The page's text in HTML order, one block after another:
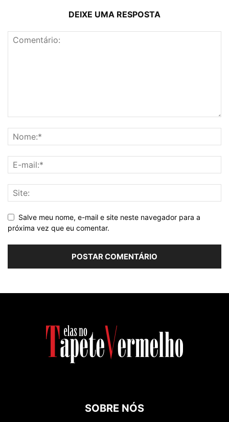
DEIXE UMA RESPOSTA
Salve meu nome, e-mail e site neste navegador para a
próxima vez que eu comentar.
SOBRE NÓS